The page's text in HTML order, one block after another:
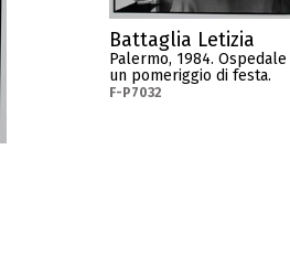
Battaglia Letizia
Palermo, 1984.
un pomeriggio di festa.
F-P7032